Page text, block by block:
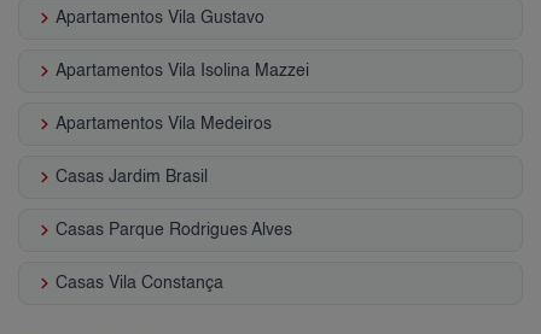
keyboard_arrow_right Apartamentos Vila Gustavo
keyboard_arrow_right Apartamentos Vila Isolina Mazzei
keyboard_arrow_right Apartamentos Vila Medeiros
keyboard_arrow_right Casas Jardim Brasil
keyboard_arrow_right Casas Parque Rodrigues Alves
keyboard_arrow_right Casas Vila Constança